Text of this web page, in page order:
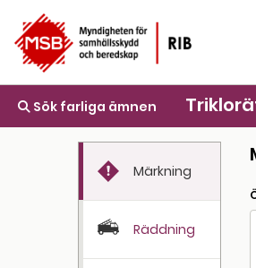
Sök farliga ämnen
Märkning
Räddning